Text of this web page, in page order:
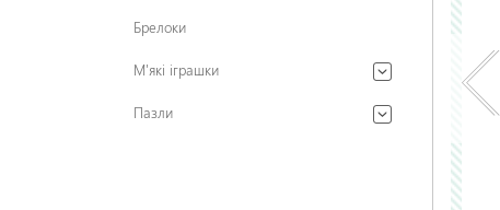
Брелоки
М'які іграшки
Пазли